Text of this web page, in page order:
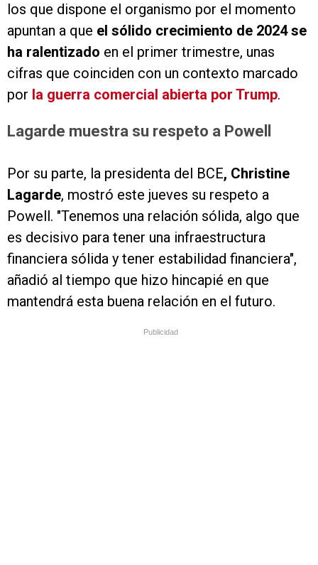
los que dispone el organismo por el momento
apuntan a que el sólido crecimiento de 2024 se
ha ralentizado en el primer trimestre, unas
cifras que coinciden con un contexto marcado
por la guerra comercial abierta por Trump.
Lagarde muestra su respeto a Powell
Por su parte, la presidenta del BCE, Christine
Lagarde, mostró este jueves su respeto a
Powell. "Tenemos una relación sólida, algo que
es decisivo para tener una infraestructura
financiera sólida y tener estabilidad financiera",
añadió al tiempo que hizo hincapié en que
mantendrá esta buena relación en el futuro.
Publicidad